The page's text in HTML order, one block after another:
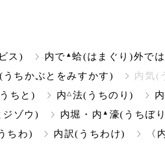
ス) 内で ▲蛤(はまぐり)外では
うちかぶとをみすかす) 内気(
ちと) 内△ 法(うちのり)
ジゾウ) 内堀・内 ▲ 濠(うちぼ
ちわ) 内訳(うちわけ) 〈